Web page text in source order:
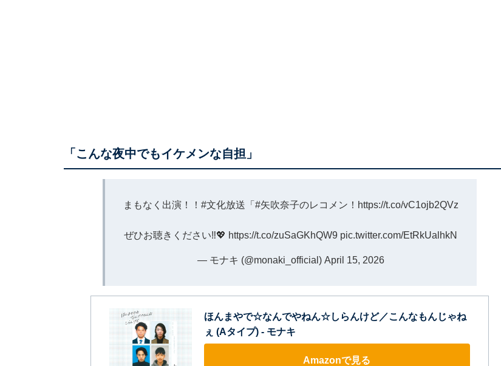
「こんな夜中でもイケメンな自担」
まもなく出演！！ #文化放送 「 #矢吹奈子のレコメン ！ https://t.co/vC1ojb2QVz
ぜひお聴きください‼︎💖 https://t.co/zuSaGKhQW9 pic.twitter.com/EtRkUalhkN
— モナキ (@monaki_official) April 15, 2026
ほんまやで☆なんでやねん☆しらんけど／こんなもんじゃね
ぇ (Aタイプ) - モナキ
Amazonで見る